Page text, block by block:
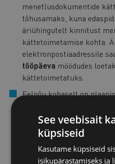
menetlusdokumentide
tõhusamaks, kuna
äriühingutelt kinnitust
kättetoimetamise kohta.
elektronpostiaadressile
tööpäeva möödudes
kättetoimetatuks.
Eelnõu kohaselt on
menetlusdokument on
postkasti panekuga juba
järgselt. Seaduses
sätestatud
See veebisait
küpsiseid
Kasutame küpsiseid
isikupärastamiseks ja